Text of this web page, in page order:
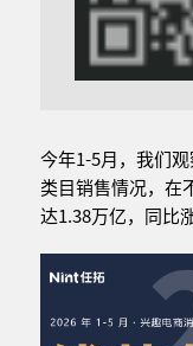
今年1-5月，我们
类目销售情况，在
达1.38万亿，同比